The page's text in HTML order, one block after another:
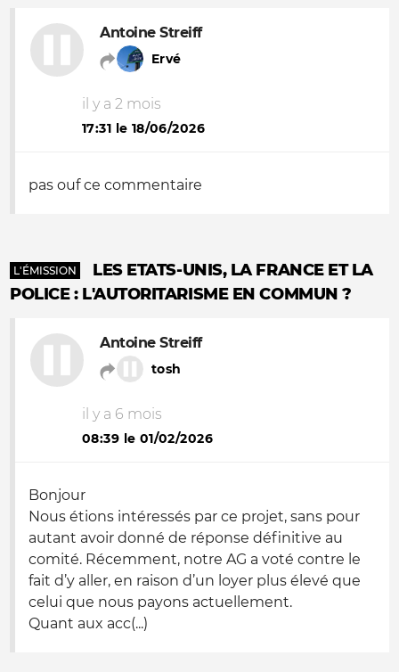
Antoine Streiff
Ervé
il y a 2 mois
17:31 le 18/06/2026
pas ouf ce commentaire
L'ÉMISSION
LES ETATS-UNIS, LA FRANCE ET LA
POLICE : L'AUTORITARISME EN COMMUN ?
Antoine Streiff
tosh
il y a 6 mois
08:39 le 01/02/2026
Bonjour
Nous étions intéressés par ce projet, sans pour
autant avoir donné de réponse définitive au
comité. Récemment, notre AG a voté contre le
fait d’y aller, en raison d’un loyer plus élevé que
celui que nous payons actuellement.
Quant aux acc(...)